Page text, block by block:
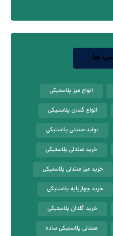
ها
انواع میز پلاستیکی
انواع گلدان پلاستیکی
تولید صندلی پلاستیکی
خرید صندلی پلاستیکی
خرید میز صندلی پلاستیکی
خرید چهارپایه پلاستیکی
خرید گلدان پلاستیکی
صندلی پلاستیکی ساده